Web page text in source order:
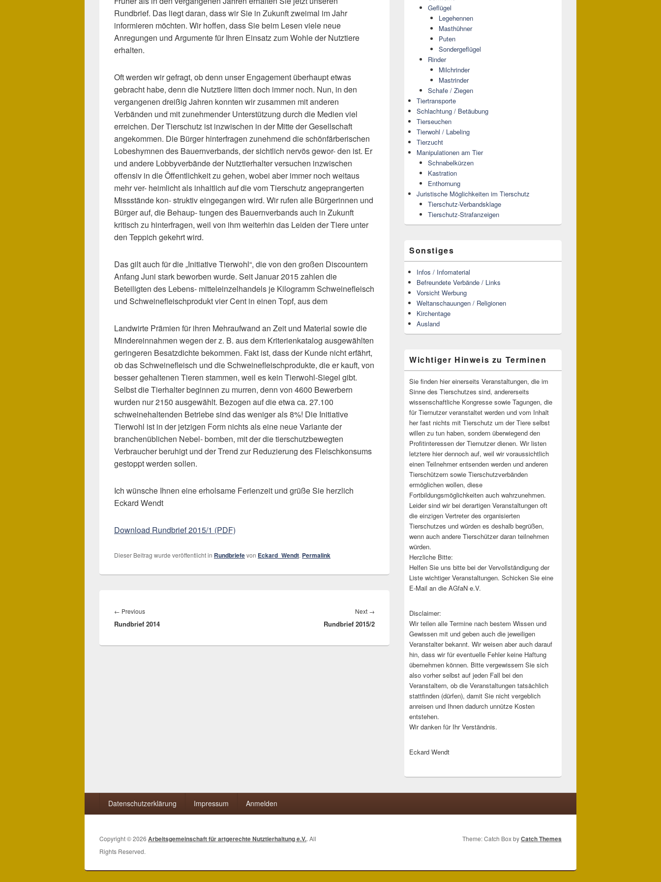
Rundbrief. Das liegt daran, dass wir Sie in Zukunft zweimal im Jahr
informieren möchten. Wir hoffen, dass Sie beim Lesen viele neue
Anregungen und Argumente für Ihren Einsatz zum Wohle der Nutztiere
erhalten.
Oft werden wir gefragt, ob denn unser Engagement überhaupt etwas
gebracht habe, denn die Nutztiere litten doch immer noch. Nun, in den
vergangenen dreißig Jahren konnten wir zusammen mit anderen
Verbänden und mit zunehmender Unterstützung durch die Medien viel
erreichen. Der Tierschutz ist inzwischen in der Mitte der Gesellschaft
angekommen. Die Bürger hinterfragen zunehmend die schönfärberischen
Lobeshymnen des Bauernverbands, der sichtlich nervös gewor- den ist. Er
und andere Lobbyverbände der Nutztierhalter versuchen inzwischen
offensiv in die Öffentlichkeit zu gehen, wobei aber immer noch weitaus
mehr ver- heimlicht als inhaltlich auf die vom Tierschutz angeprangerten
Missstände kon- struktiv eingegangen wird. Wir rufen alle Bürgerinnen und
Bürger auf, die Behaup- tungen des Bauernverbands auch in Zukunft
kritisch zu hinterfragen, weil von ihm weiterhin das Leiden der Tiere unter
den Teppich gekehrt wird.
Das gilt auch für die „Initiative Tierwohl“, die von den großen Discountern
Anfang Juni stark beworben wurde. Seit Januar 2015 zahlen die
Beteiligten des Lebens- mitteleinzelhandels je Kilogramm Schweinefleisch
und Schweinefleischprodukt vier Cent in einen Topf, aus dem
Landwirte Prämien für ihren Mehraufwand an Zeit und Material sowie die
Mindereinnahmen wegen der z. B. aus dem Kriterienkatalog ausgewählten
geringeren Besatzdichte bekommen. Fakt ist, dass der Kunde nicht erfährt,
ob das Schweinefleisch und die Schweinefleischprodukte, die er kauft, von
besser gehaltenen Tieren stammen, weil es kein Tierwohl-Siegel gibt.
Selbst die Tierhalter beginnen zu murren, denn von 4600 Bewerbern
wurden nur 2150 ausgewählt. Bezogen auf die etwa ca. 27.100
schweinehaltenden Betriebe sind das weniger als 8%! Die Initiative
Tierwohl ist in der jetzigen Form nichts als eine neue Variante der
branchenüblichen Nebel- bomben, mit der die tierschutzbewegten
Verbraucher beruhigt und der Trend zur Reduzierung des Fleischkonsums
gestoppt werden sollen.
Ich wünsche Ihnen eine erholsame Ferienzeit und grüße Sie herzlich
Eckard Wendt
Download Rundbrief 2015/1 (PDF)
Dieser Beitrag wurde veröffentlicht in Rundbriefevon Eckard_Wendt. Permalink
← Previous
post:
Rundbrief 2014
Next →
Rundbrief 2015/2
Geflügel
Legehennen
Masthühner
Puten
Sondergeflügel
Rinder
Milchrinder
Mastrinder
Schafe / Ziegen
Tiertransporte
Schlachtung / Betäubung
Tierseuchen
Tierwohl / Labeling
Tierzucht
Manipulationen am Tier
Schnabelkürzen
Kastration
Enthornung
Juristische Möglichkeiten im Tierschutz
Tierschutz-Verbandsklage
Tierschutz-Strafanzeigen
Sonstiges
Infos / Infomaterial
Befreundete Verbände / Links
Vorsicht Werbung
Weltanschauungen / Religionen
Kirchentage
Ausland
Wichtiger Hinweis zu Terminen
Sie finden hier einerseits Veranstaltungen, die im
Sinne des Tierschutzes sind, andererseits
wissenschaftliche Kongresse sowie Tagungen, die
für Tiernutzer veranstaltet werden und vom Inhalt
her fast nichts mit Tierschutz um der Tiere selbst
willen zu tun haben, sondern überwiegend den
Profitinteressen der Tiernutzer dienen. Wir listen
letztere hier dennoch auf, weil wir voraussichtlich
einen Teilnehmer entsenden werden und anderen
Tierschützern sowie Tierschutzverbänden
ermöglichen wollen, diese
Fortbildungsmöglichkeiten auch wahrzunehmen.
Leider sind wir bei derartigen Veranstaltungen oft
die einzigen Vertreter des organisierten
Tierschutzes und würden es deshalb begrüßen,
wenn auch andere Tierschützer daran teilnehmen
würden.
Herzliche Bitte:
Helfen Sie uns bitte bei der Vervollständigung der
Liste wichtiger Veranstaltungen. Schicken Sie eine
E-Mail an die AGfaN e.V.
Disclaimer:
Wir teilen alle Termine nach bestem Wissen und
Gewissen mit und geben auch die jeweiligen
Veranstalter bekannt. Wir weisen aber auch darauf
hin, dass wir für eventuelle Fehler keine Haftung
übernehmen können. Bitte vergewissern Sie sich
also vorher selbst auf jeden Fall bei den
Veranstaltern, ob die Veranstaltungen tatsächlich
stattfinden (dürfen), damit Sie nicht vergeblich
anreisen und Ihnen dadurch unnütze Kosten
entstehen.
Wir danken für Ihr Verständnis.
Eckard Wendt
Seitenfuß-Datenschutzerklärung Impressum Anmelden
Copyright © 2026 Arbeitsgemeinschaft für artgerechte Nutztierhaltung e.V.. All
Rights Reserved.
Theme: Catch Box byCatch Themes